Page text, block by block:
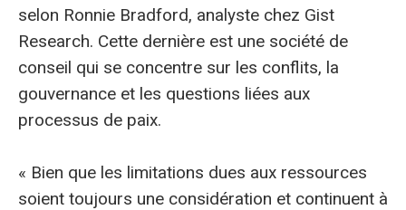
selon Ronnie Bradford, analyste chez Gist
Research. Cette dernière est une société de
conseil qui se concentre sur les conflits, la
gouvernance et les questions liées aux
processus de paix.
« Bien que les limitations dues aux ressources
soient toujours une considération et continuent à